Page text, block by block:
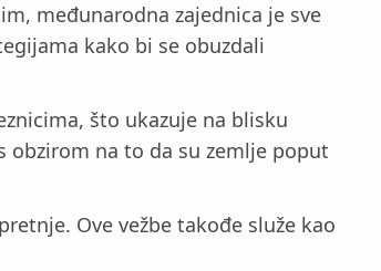
međunarodna zajednica je sve
kako bi se obuzdali
što ukazuje na blisku
obzirom na to da su zemlje poput
Ove vežbe takođe služe kao